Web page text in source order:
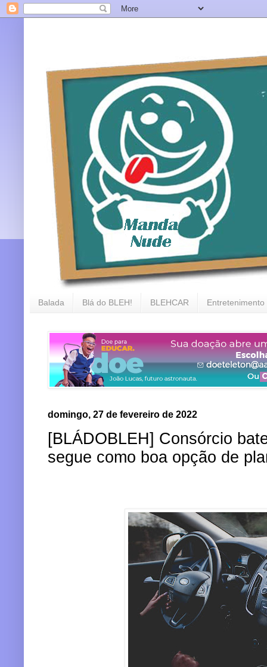
Balada Blá do BLEH! BLEHCAR Entretenimento
domingo, 27 de fevereiro de 2022
[BLÁDOBLEH] Consórcio
segue como boa opção de